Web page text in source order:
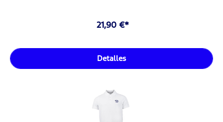
21,90 €*
Detalles